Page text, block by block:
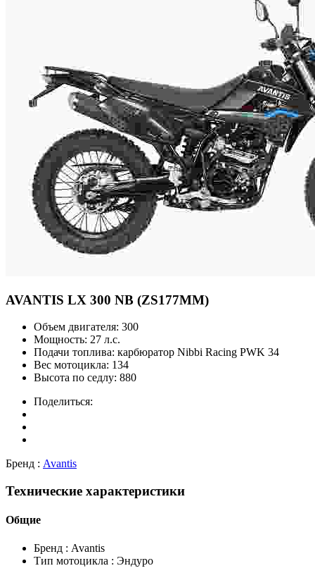
AVANTIS LX 300 NB (ZS177MM)
Объем двигателя: 300
Мощность: 27 л.с.
Подачи топлива: карбюратор Nibbi Racing PWK 34
Вес мотоцикла: 134
Высота по седлу: 880
Поделиться:
Бренд : Avantis
Технические характеристики
Общие
Бренд : Avantis
Тип мотоцикла : Эндуро